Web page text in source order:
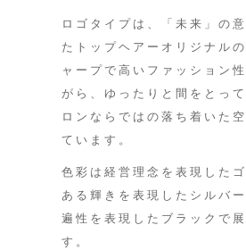
ロゴタイプは、「未来」の
たトップヘアーオリジナル
ャープで高いファッション
がら、ゆったりと間をとっ
ロンならではの落ち着いた
ています。
色彩は経営理念を表現した
ある輝きを表現したシルバ
遍性を表現したブラックで
す。